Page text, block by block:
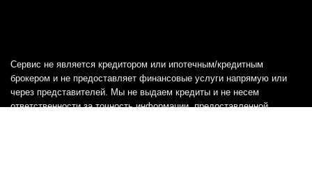
Сервис не является кредитором или ипотечным/кредитным
брокером и не предоставляет финансовые услуги напрямую или
через представителей. Мы не выдаем кредиты и не несем
ответственности за точность информации, предоставленной